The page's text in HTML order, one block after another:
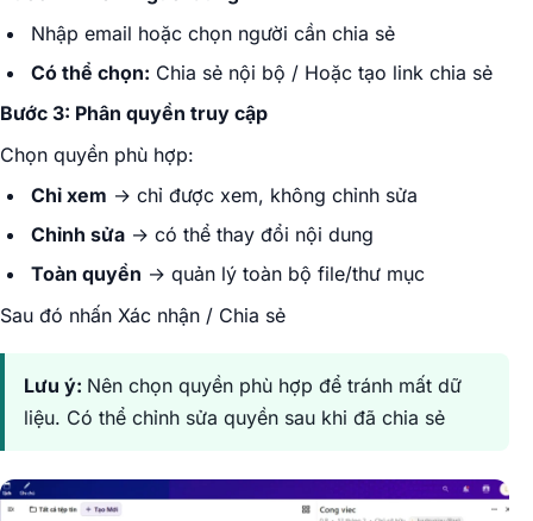
Nhập email hoặc chọn người cần chia sẻ
Có thể chọn: Chia sẻ nội bộ / Hoặc tạo link chia sẻ
Bước 3: Phân quyền truy cập
Chọn quyền phù hợp:
Chỉ xem → chỉ được xem, không chỉnh sửa
Chỉnh sửa→ có thể thay đổi nội dung
Toàn quyền → quản lý toàn bộ file/thư mục
Sau đó nhấn Xác nhận / Chia sẻ
Lưu ý: Nên chọn quyền phù hợp để tránh mất dữ
liệu. Có thể chỉnh sửa quyền sau khi đã chia sẻ